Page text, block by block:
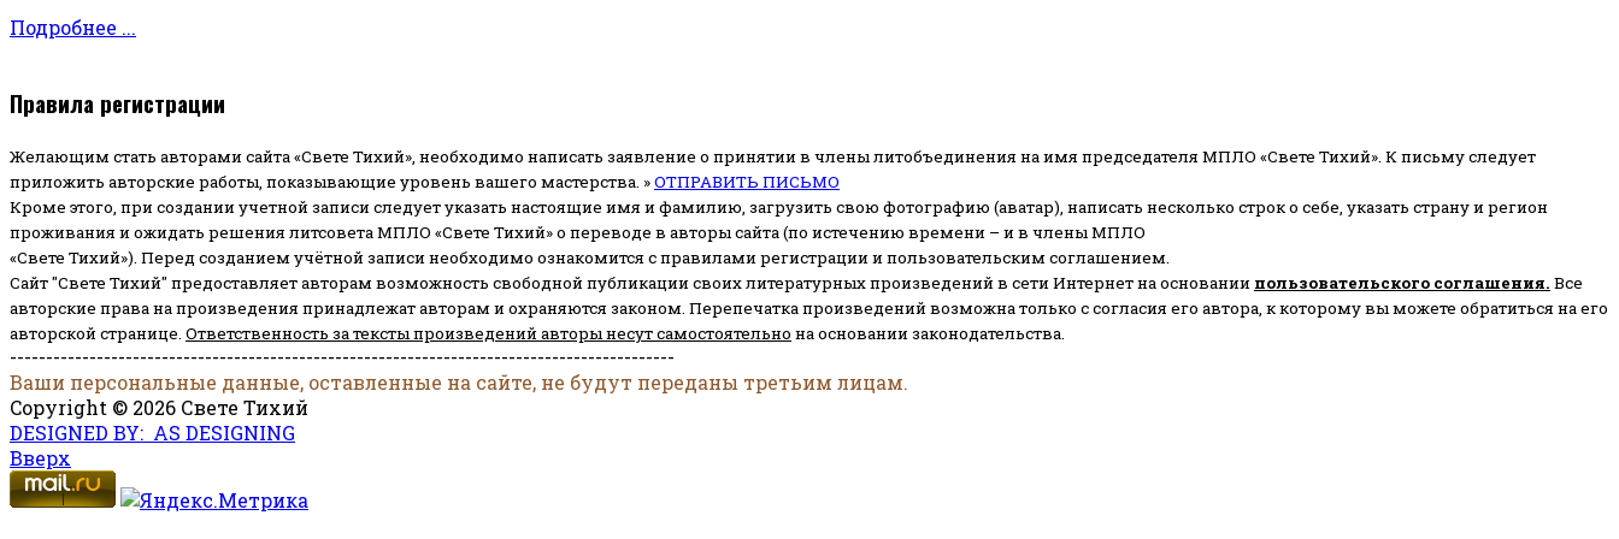
Подробнее ...
Правила регистрации
Желающим стать авторами сайта «Свете Тихий», необходимо написать заявление о принятии в члены литобъединения на имя председателя МПЛО «Свете Тихий». К письму следует
приложить авторские работы, показывающие уровень вашего мастерства. »ОТПРАВИТЬ ПИСЬМО
Кроме этого, при создании учетной записи следует указать настоящие имя и фамилию, загрузить свою фотографию (аватар), написать несколько строк о себе, указать страну и регион
проживания и ожидать решения литсовета МПЛО «Свете Тихий» о переводе в авторы сайта (по истечению времени – и в члены МПЛО
«Свете Тихий»). Перед созданием учётной записи необходимо ознакомится с правилами регистрации и пользовательским соглашением.
Сайт "Свете Тихий" предоставляет авторам возможность свободной публикации своих литературных произведений в сети Интернет на основании пользовательского соглашения. Все
авторские права на произведения принадлежат авторам и охраняются законом. Перепечатка произведений возможна только с согласия его автора, к которому вы можете обратиться на его
авторской странице. Ответственность за тексты произведений авторы несут самостоятельно на основании законодательства.
--------------------------------------------------------------------------------------------
Ваши персональные данные, оставленные на сайте, не будут переданы третьим лицам.
Copyright © 2026 Свете Тихий
DESIGNED BY: AS DESIGNING
Вверх